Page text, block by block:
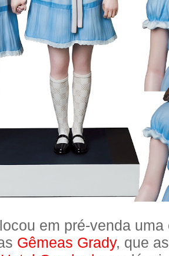
em pré-venda uma
Gêmeas Grady, que